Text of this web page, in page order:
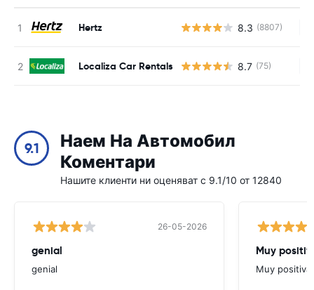
Hertz 8.3 (8807)
Localiza Car Rentals 8.7 (75)
9.1
Наем На Автомобил
Коментари
Нашите клиенти ни оценяват с 9.1/10 от 12840
26-05-2026
genial
genial
Muy
Muy positiva